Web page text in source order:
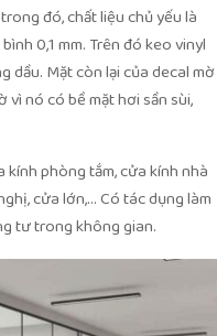
đó, chất liệu chủ yếu là
0,1 mm. Trên đó keo vinyl
dầu. Mặt còn lại của decal mờ
nó có bề mặt hơi sần sùi,
phòng tắm, cửa kính nhà
cửa lớn,… Có tác dụng làm
tư trong không gian.